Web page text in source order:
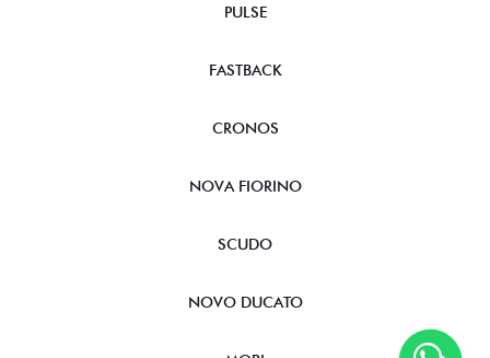
PULSE
FASTBACK
CRONOS
NOVA FIORINO
SCUDO
NOVO DUCATO